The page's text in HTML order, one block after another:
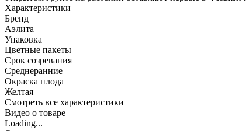
Характеристики
Бренд
Аэлита
Упаковка
Цветные пакеты
Срок созревания
Среднеранние
Окраска плода
Желтая
Cмотреть все характеристики
Видео о товаре
Loading...